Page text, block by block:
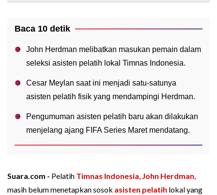
Baca 10 detik
John Herdman melibatkan masukan pemain dalam
seleksi asisten pelatih lokal Timnas Indonesia.
Cesar Meylan saat ini menjadi satu-satunya
asisten pelatih fisik yang mendampingi Herdman.
Pengumuman asisten pelatih baru akan dilakukan
menjelang ajang FIFA Series Maret mendatang.
Suara.com - Pelatih Timnas Indonesia, John Herdman,
masih belum menetapkan sosok asisten pelatih lokal yang